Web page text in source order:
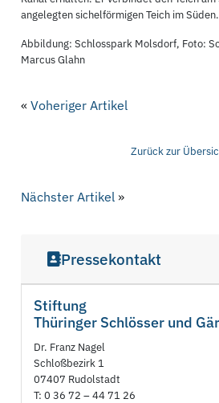
angelegten sichelförmigen Teich im Süden.
Abbildung: Schlosspark Molsdorf, Foto:
Marcus Glahn
«Voheriger Artikel
Zurück zur
Nächster Artikel »
Pressekontakt
Stiftung
Thüringer Schlösser und
Dr. Franz Nagel
Schloßbezirk 1
07407 Rudolstadt
T: 0 36 72 – 44 71 26